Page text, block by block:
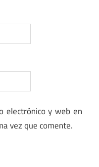
electrónico y web en
vez que comente.